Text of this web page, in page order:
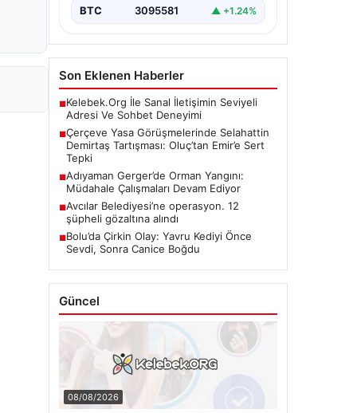
önemli bir…
BTC 3095581 ▲ +1.24%
Son Eklenen Haberler
■Kelebek.Org İle Sanal İletişimin Seviyeli
Adresi Ve Sohbet Deneyimi
■Çerçeve Yasa Görüşmelerinde Selahattin
Demirtaş Tartışması: Oluç’tan Emir’e Sert
Tepki
■Adıyaman Gerger’de Orman Yangını:
Müdahale Çalışmaları Devam Ediyor
■Avcılar Belediyesi’ne operasyon. 12
şüpheli gözaltına alındı
■Bolu’da Çirkin Olay: Yavru Kediyi Önce
Sevdi, Sonra Canice Boğdu
Güncel
08/08/2026